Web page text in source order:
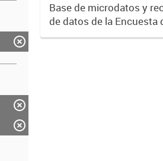
Base de microdatos y
de datos de la Encuesta
EVyTH- (Subsecretaría